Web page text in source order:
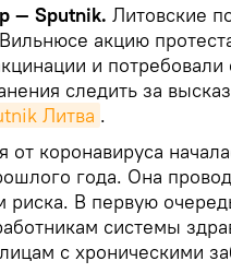
— Sputnik. Литовские
акцию
и потребовали
следить за
Литва .
от коронавируса
года. Она
риска. В первую
системы
с хроническими